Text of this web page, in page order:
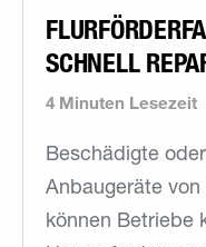
4 Minuten Lesezeit
SCHNELL
Beschädigte
Anbaugeräte von
können Betriebe